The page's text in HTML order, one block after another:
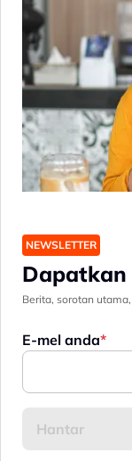
NEWSLETTER
Dapatkan
Berita, sorotan
E-mel anda